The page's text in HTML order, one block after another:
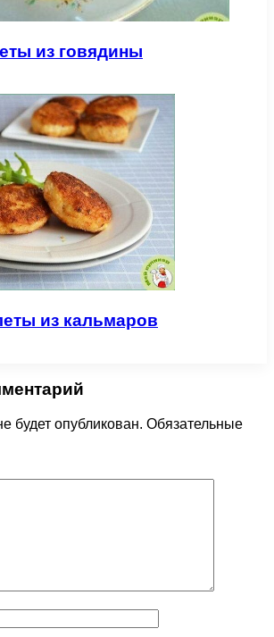
из говядины
из кальмаров
будет опубликован. Обязательные